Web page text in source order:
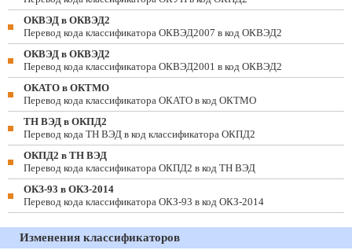
ОКВЭД в ОКВЭД2
Перевод кода классификатора ОКВЭД2007 в код ОКВЭД2
ОКВЭД в ОКВЭД2
Перевод кода классификатора ОКВЭД2001 в код ОКВЭД2
ОКАТО в ОКТМО
Перевод кода классификатора ОКАТО в код ОКТМО
ТН ВЭД в ОКПД2
Перевод кода ТН ВЭД в код классификатора ОКПД2
ОКПД2 в ТН ВЭД
Перевод кода классификатора ОКПД2 в код ТН ВЭД
ОКЗ-93 в ОКЗ-2014
Перевод кода классификатора ОКЗ-93 в код ОКЗ-2014
Изменения классификаторов